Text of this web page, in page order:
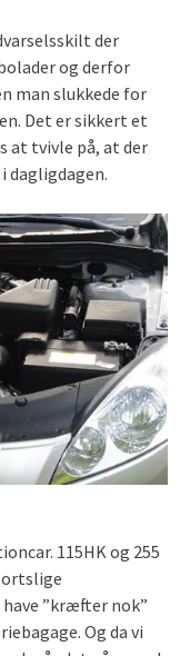
der
og derfor
man slukkede for
Det er sikkert et
at tvivle på, at der
i dagligdagen.
115HK og 255
”kræfter nok”
Og da vi